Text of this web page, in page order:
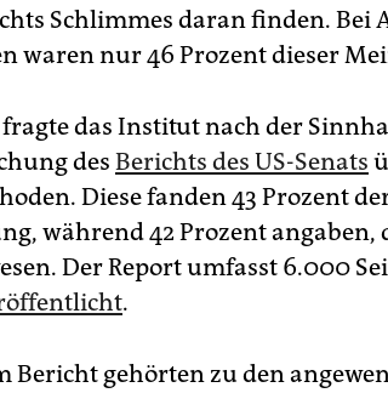
Schlimmes daran finden. Bei
waren nur 46 Prozent dieser
das Institut nach der
des Berichts des US-Senats
Diese fanden 43 Prozent
während 42 Prozent
Der Report umfasst 6.000
.
Bericht gehörten zu den